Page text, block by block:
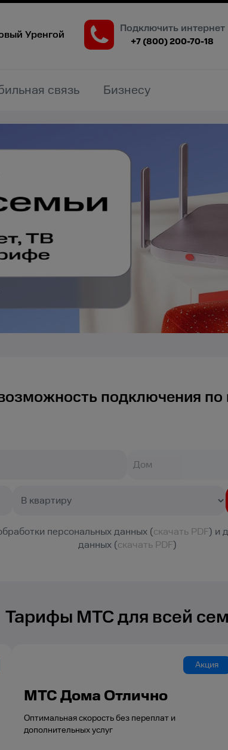
Уренгой Подключить интернет
+7 (800) 200-70-18
связь Бизнесу
подключения
персональных данных (скачать PDF) и
данных (скачать PDF)
Тарифы МТС для всей
Акция
МТС Дома Отлично
Оптимальная скорость без переплат и
дополнительных услуг